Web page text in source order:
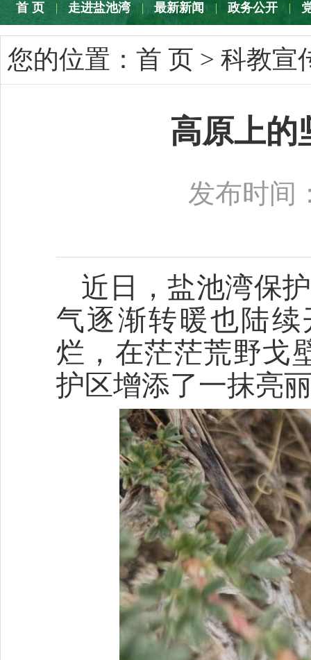
首 页 走进盐池湾 最新新闻 政务公开
您的位置： 首 页 > 科教宣
高原上
发布时间
近日，盐池湾保
气逐渐转暖也陆
烂，在茫茫荒野戈
护区增添了一抹亮